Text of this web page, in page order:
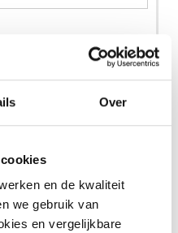
Over
en de kwaliteit
we gebruik van
en vergelijkbare
op voorraad is.